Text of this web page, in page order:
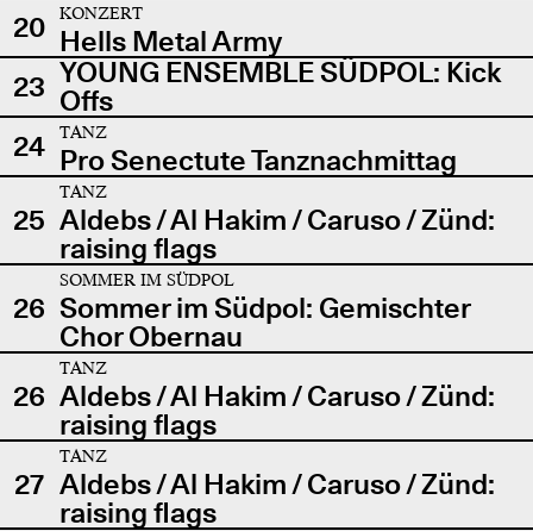
20
KONZERT
Hells Metal Army
23 YOUNG ENSEMBLE SÜDPOL: Kick
Offs
24
TANZ
Pro Senectute Tanznachmittag
25
TANZ
Aldebs / Al Hakim / Caruso / Zünd:
raising flags
26
SOMMER IM SÜDPOL
Sommer im Südpol: Gemischter
Chor Obernau
26
TANZ
Aldebs / Al Hakim / Caruso / Zünd:
raising flags
27
TANZ
Aldebs / Al Hakim / Caruso / Zünd:
raising flags